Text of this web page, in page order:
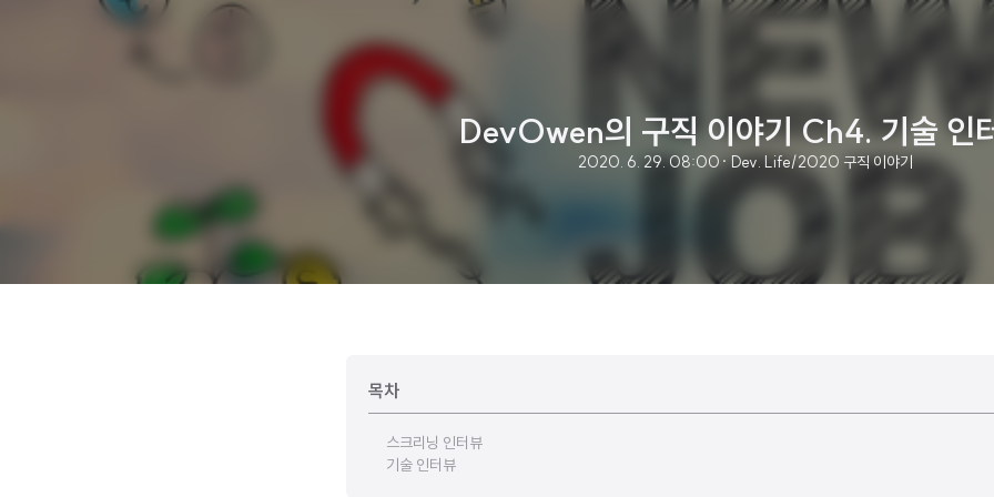
DevOwen의 구직 이야기 Ch4. 기술 인
2020. 6. 29. 08:00 · Dev. Life/2020 구직 이야기
목차
스크리닝 인터뷰
기술 인터뷰